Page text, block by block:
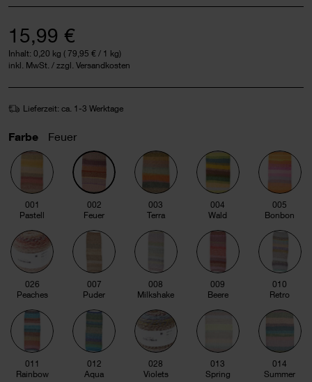
15,99 €
Inhalt: 0,20 kg ( 79,95 € / 1 kg)
inkl. MwSt. / zzgl. Versandkosten
Lieferzeit: ca. 1-3 Werktage
Farbe Feuer
001
Pastell
002
Feuer
003
Terra
004
Wald
005
Bonbon
026
Peaches
007
Puder
008
Milkshake
009
Beere
010
Retro
011
Rainbow
012
Aqua
028
Violets
013
Spring
014
Summer